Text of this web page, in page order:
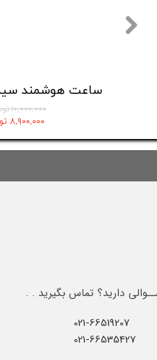
۱۰,۰۰۰,۰۰۰ تومان
۸,۹۰۰,۰۰۰ تومان
021-66519207​​​​​​​
021-66535427
دارید؟ تماس بگیرید . .